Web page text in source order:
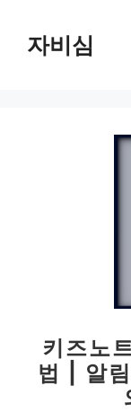
자비심
키즈노
법 | 알